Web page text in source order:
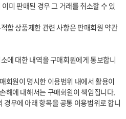
미 판매된 경우 그 거래를 취소할 수 있
해에 대해서는 구매회원이 책임집니다.
우에 아래 항목을 공통 이용범위로 합니